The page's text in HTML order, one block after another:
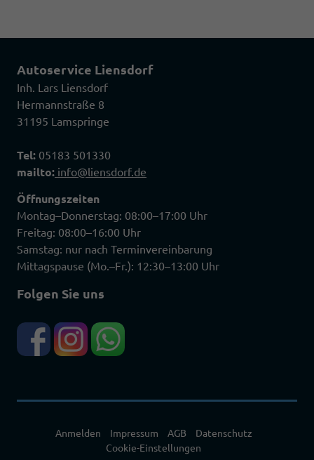
Autoservice Liensdorf
Inh. Lars Liensdorf
Hermannstraße 8
31195 Lamspringe
Tel: 05183 501330
mailto: info@liensdorf.de
Öffnungszeiten
Montag–Donnerstag: 08:00–17:00 Uhr
Freitag: 08:00–16:00 Uhr
Samstag: nur nach Terminvereinbarung
Mittagspause (Mo.–Fr.): 12:30–13:00 Uhr
Folgen Sie uns
Anmelden Impressum AGB
Datenschutz
Cookie-Einstellungen